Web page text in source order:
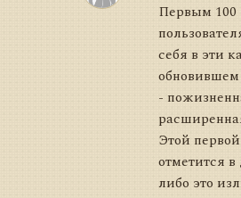
Первым 100
себя в эти
-
Этой
отметится в
либо это